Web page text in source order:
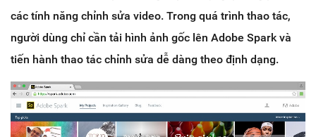
các tính năng chỉnh sửa video. Trong quá trình thao tác,
người dùng chỉ cần tải hình ảnh gốc lên Adobe Spark và
tiến hành thao tác chỉnh sửa dễ dàng theo định dạng.